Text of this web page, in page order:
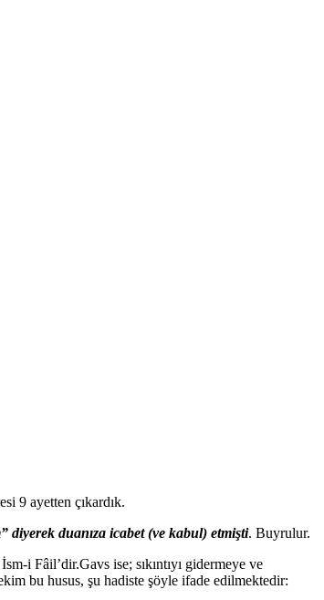
9 ayetten çıkardık.
diyerek duanıza icabet (ve kabul) etmişti. Buyrulur.
i Fâil’dir.Gavs ise; sıkıntıyı gidermeye ve
bu husus, şu hadiste şöyle ifade edilmektedir: